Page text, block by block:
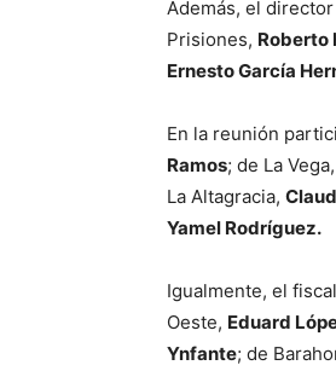
Además, el
Prisiones, Roberto
Ernesto García
En la reunión
Ramos; de La Vega,
La Altagracia,
Yamel Rodríguez.
Igualmente, el
Oeste, Eduard
Ynfante; de